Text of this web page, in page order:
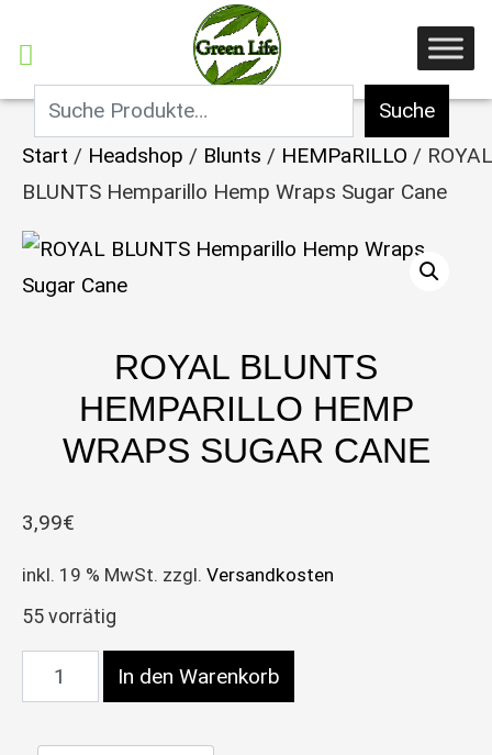
Suche
Start / Headshop / Blunts / HEMPaRILLO / ROYAL
BLUNTS Hemparillo Hemp Wraps Sugar Cane
ROYAL BLUNTS
HEMPARILLO HEMP
WRAPS SUGAR CANE
3,99€
inkl. 19 % MwSt. zzgl. Versandkosten
55 vorrätig
ROYAL BLUNTS Hemparillo Hemp Wraps Sugar
In den Warenkorb